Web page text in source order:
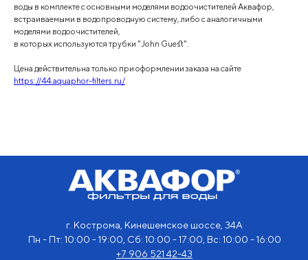
воды в комплекте с основными моделями водоочистителей Аквафор,
встраиваемыми в водопроводную систему, либо с аналогичными
моделями водоочистителей,
в которых используются трубки "John Guest".
Цена действительна только при оформлении заказа на сайте
https://44.aquaphor-filters.ru/
г. Кострома, Кинешемское шоссе, 34А
Пн - Пт: 10:00 - 19:00, Сб: 10:00 - 17:00, Вс: 10:00 - 16:00
+7 906 521 42-43